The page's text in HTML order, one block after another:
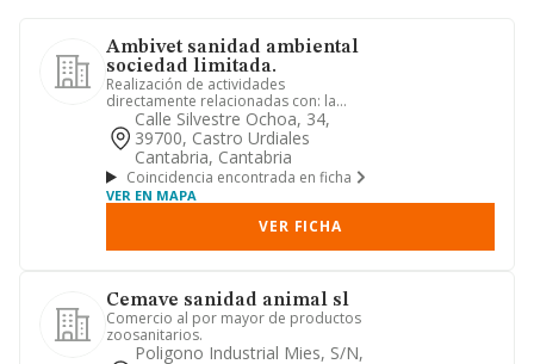
Ambivet sanidad ambiental
sociedad limitada.
Realización de actividades
directamente relacionadas con: la
sanidad ambiental, el control de
plaga...
Calle Silvestre Ochoa, 34,
39700, Castro Urdiales
Cantabria, Cantabria
Coincidencia encontrada en ficha
VER EN MAPA
VER FICHA
Cemave sanidad animal sl
Comercio al por mayor de productos
zoosanitarios.
Poligono Industrial Mies, S/n,